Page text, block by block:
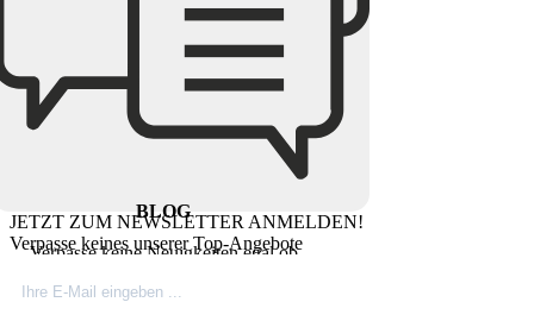
BLOG
Verpasse keine Neuigkeiten egal ob
Firmeninfos. Besuche unseren Blog.
JETZT ZUM NEWSLETTER ANMELDEN!
Verpasse keines unserer Top-Angebote